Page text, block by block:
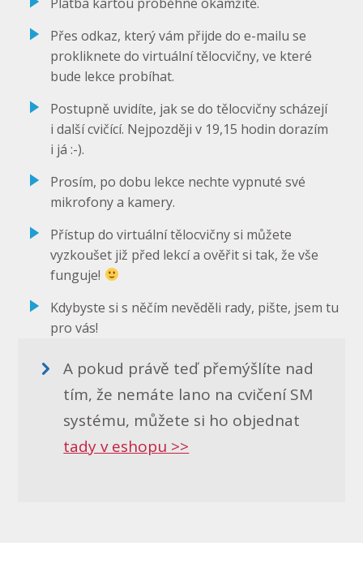
Přes odkaz, který vám přijde do e-mailu se
prokliknete do virtuální tělocvičny, ve které
bude lekce probíhat.
Postupně uvidíte, jak se do tělocvičny scházejí
i další cvičící. Nejpozději v 19,15 hodin dorazím
i já :-).
Prosím, po dobu lekce nechte vypnuté své
mikrofony a kamery.
Přístup do virtuální tělocvičny si můžete
vyzkoušet již před lekcí a ověřit si tak, že vše
funguje!
Kdybyste si s něčím nevěděli rady, pište, jsem tu
pro vás!
A pokud právě teď přemýšlíte nad
tím, že nemáte lano na cvičení SM
systému, můžete si ho objednat
tady v eshopu >>